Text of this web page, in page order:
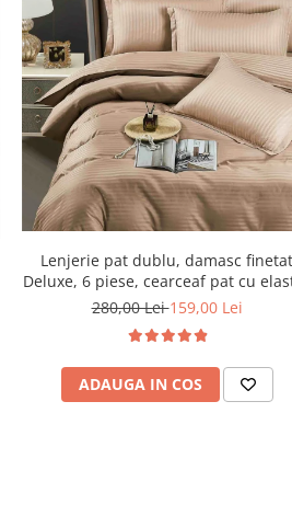
Lenjerie pat dublu, damasc finetat
Deluxe, 6 piese, cearceaf pat cu
Maro
280,00 Lei159,00 Lei
ADAUGA IN COS